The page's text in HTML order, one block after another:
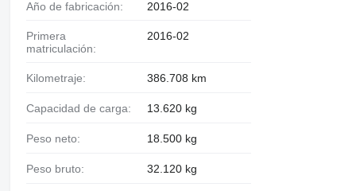
Año de fabricación: 2016-02
Primera
matriculación:
2016-02
Kilometraje: 386.708 km
Capacidad de carga: 13.620 kg
Peso neto: 18.500 kg
Peso bruto: 32.120 kg